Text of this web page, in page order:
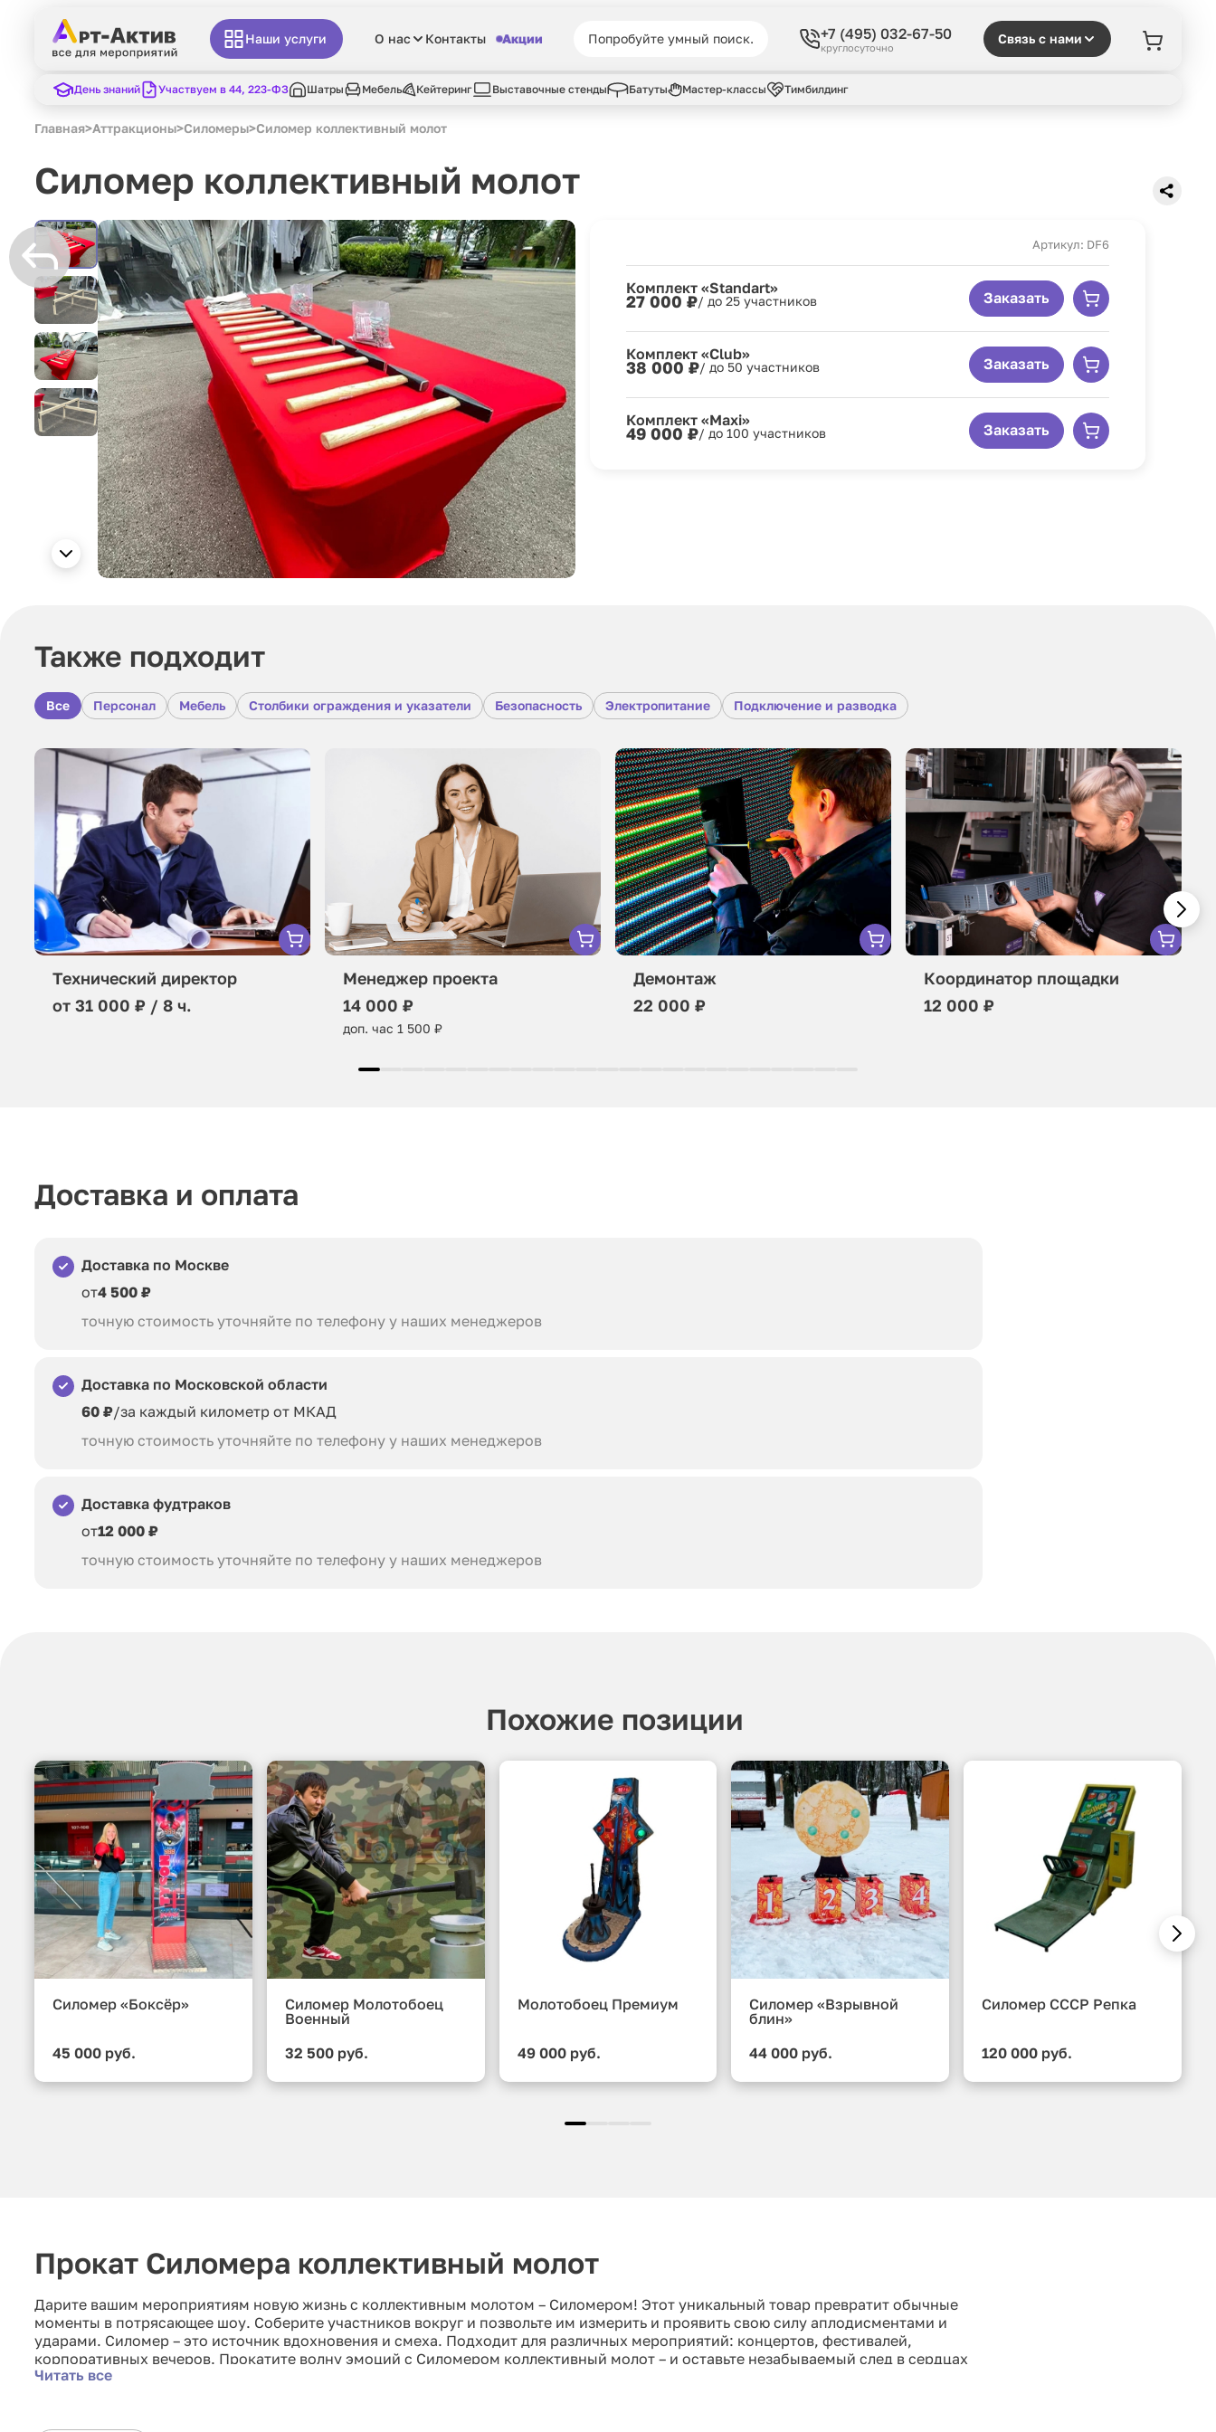
Наши услуги О нас Контакты Акции +7 (495) 032-67-50
круглосуточно
Связь с нами
День знаний Участвуем в 44, 223-ФЗ Шатры Мебель Кейтеринг Выставочные стенды Батуты Мастер-классы Тимбилдинг
Главная>Аттракционы>Силомеры>Силомер коллективный молот
Силомер коллективный молот
Артикул: DF6
Комплект «Standart»
27 000 ₽/ до 25 участников Заказать
Комплект «Club»
38 000 ₽/ до 50 участников Заказать
Комплект «Maxi»
49 000 ₽/ до 100 участников Заказать
Также подходит
Все Персонал Мебель Столбики ограждения и указатели Безопасность Электропитание Подключение и разводка
Технический директор
от 31 000 ₽ / 8 ч.
Менеджер проекта
14 000 ₽
доп. час 1 500 ₽
Демонтаж
22 000 ₽
Координатор площадки
12 000 ₽
Доставка и оплата
Доставка по Москве
от4 500 ₽
точную стоимость уточняйте по телефону у наших менеджеров
Доставка по Московской области
60 ₽/за каждый километр от МКАД
точную стоимость уточняйте по телефону у наших менеджеров
Доставка фудтраков
от12 000 ₽
точную стоимость уточняйте по телефону у наших менеджеров
Похожие позиции
Силомер «Боксёр»
45 000 руб.
Силомер Молотобоец
Военный
32 500 руб.
Молотобоец Премиум
49 000 руб.
Силомер «Взрывной
блин»
44 000 руб.
Силомер СССР Репка
120 000 руб.
Прокат Силомера коллективный молот
Дарите вашим мероприятиям новую жизнь с коллективным молотом – Силомером! Этот уникальный товар превратит обычные
моменты в потрясающее шоу. Соберите участников вокруг и позвольте им измерить и проявить свою силу аплодисментами и
ударами. Силомер – это источник вдохновения и смеха. Подходит для различных мероприятий: концертов, фестивалей,
корпоративных вечеров. Прокатите волну эмоций с Силомером коллективный молот – и оставьте незабываемый след в сердцах
гостей!
Читать все